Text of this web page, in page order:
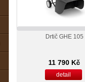
Drtič GHE 105
11 790 Kč
detail